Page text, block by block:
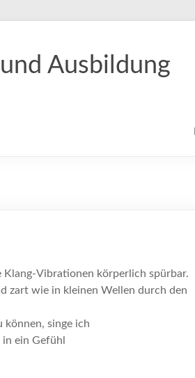
Ausbildung
Klang-Vibrationen körperlich spürbar.
zart wie in kleinen Wellen durch den
können, singe ich
ein Gefühl